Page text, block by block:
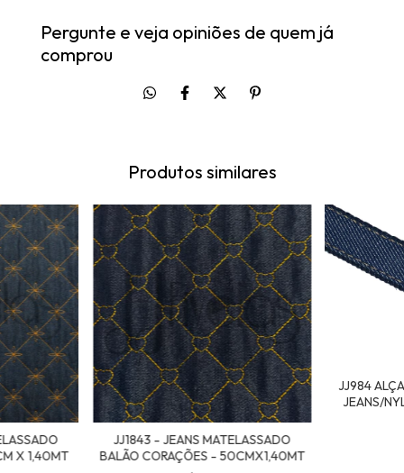
Pergunte e veja opiniões de quem já
comprou
Produtos similares
X 1,40MT
JJ1843 - JEANS MATELASSADO
BALÃO CORAÇÕES - 50CMX1,40MT
JJ984
JEANS/